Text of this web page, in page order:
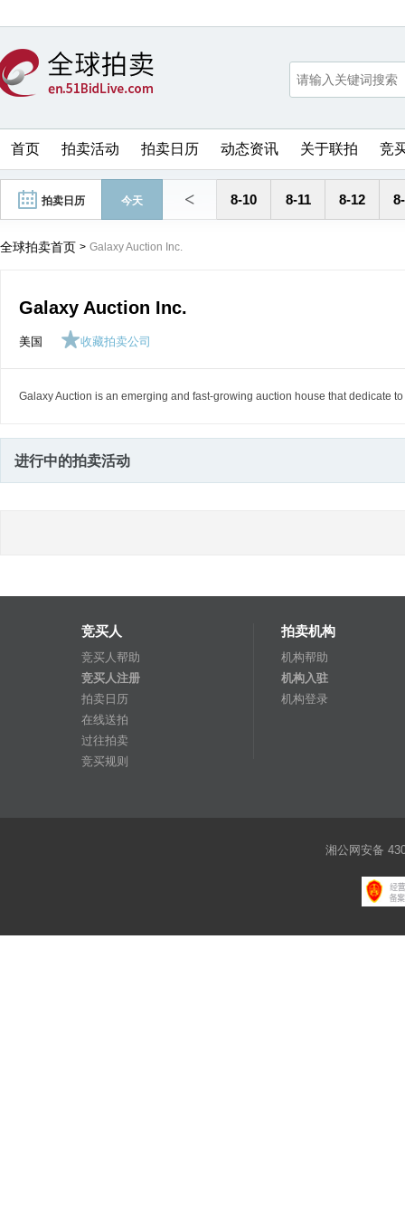
首页 拍卖活动 拍卖日历 动态资讯 关于联拍 竞
拍卖日历 今天 < 8-10 8-11 8-12
全球拍卖首页 > Galaxy Auction Inc.
Galaxy Auction Inc.
美国 收藏拍卖公司
Galaxy Auction is an emerging and fast-growing auction house that dedicate
进行中的拍卖活动
竞买人
竞买人帮助
竞买人注册
拍卖日历
在线送拍
过往拍卖
竞买规则
拍卖机构
机构帮助
机构入驻
机构登录
湘公网安备